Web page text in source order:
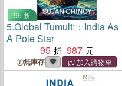
95 折
5.Global Tumult:：India As
A Pole Star
95
987
無庫存